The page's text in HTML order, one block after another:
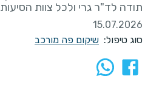
תודה לד"ר גרי ולכל צוות הסיעות
15.07.2026
סוג טיפול: שיקום פה מורכב